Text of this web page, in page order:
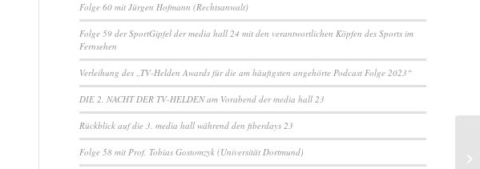
Folge 60 mit Jürgen Hofmann (Rechtsanwalt)
Folge 59 der SportGipfel der media hall 24 mit den verantwortlichen Köpfen des Sports im
Fernsehen
Verleihung des „TV-Helden Awards für die am häufigsten angehörte Podcast Folge 2023“
DIE 2. NACHT DER TV-HELDEN am Vorabend der media hall 23
Rückblick auf die 3. media hall während den fiberdays 23
Folge 58 mit Prof. Tobias Gostomzyk (Universität Dortmund)